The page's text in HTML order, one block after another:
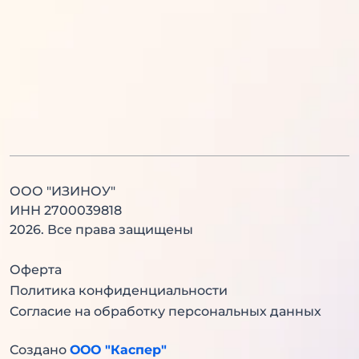
Китайский язык
ООО "ИЗИНОУ"
ИНН 2700039818
2026. Все права защищены
Оферта
Политика конфиденциальности
Согласие на обработку персональных данных
Создано ООО "Каспер"